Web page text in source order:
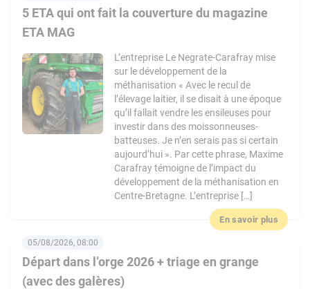
5 ETA qui ont fait la couverture du magazine
ETA MAG
L’entreprise Le Negrate-Carafray mise
sur le développement de la
méthanisation « Avec le recul de
l’élevage laitier, il se disait à une époque
qu’il fallait vendre les ensileuses pour
investir dans des moissonneuses-
batteuses. Je n’en serais pas si certain
aujourd’hui ». Par cette phrase, Maxime
Carafray témoigne de l’impact du
développement de la méthanisation en
Centre-Bretagne. L’entreprise […]
En savoir plus
Départ dans l’orge 2026 + triage en grange
(avec des galères)
05/08/2026, 08:00